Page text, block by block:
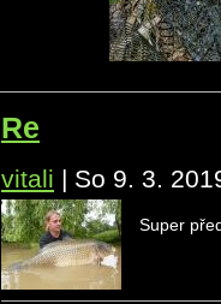
Re
vitali | So 9. 3.
Super